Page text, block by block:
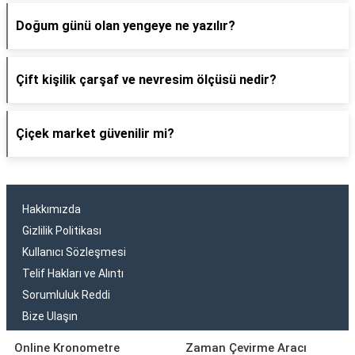
Doğum günü olan yengeye ne yazılır?
Çift kişilik çarşaf ve nevresim ölçüsü nedir?
Çiçek market güvenilir mi?
Hakkımızda
Gizlilik Politikası
Kullanıcı Sözleşmesi
Telif Hakları ve Alıntı
Sorumluluk Reddi
Bize Ulaşın
Online Kronometre Zaman Çevirme Aracı